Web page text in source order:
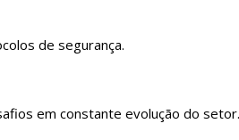
de segurança.
em constante evolução do setor.